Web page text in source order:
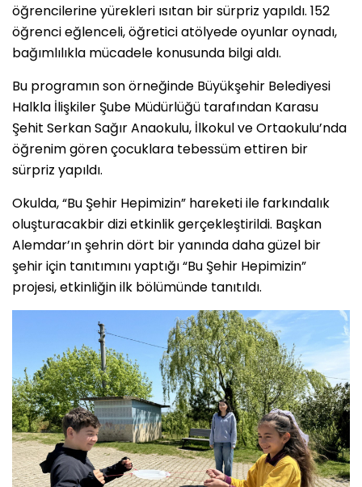
öğrencilerine yürekleri ısıtan bir sürpriz yapıldı. 152
öğrenci eğlenceli, öğretici atölyede oyunlar oynadı,
bağımlılıkla mücadele konusunda bilgi aldı.
Bu programın son örneğinde Büyükşehir Belediyesi
Halkla İlişkiler Şube Müdürlüğü tarafından Karasu
Şehit Serkan Sağır Anaokulu, İlkokul ve Ortaokulu’nda
öğrenim gören çocuklara tebessüm ettiren bir
sürpriz yapıldı.
Okulda, “Bu Şehir Hepimizin” hareketi ile farkındalık
oluşturacakbir dizi etkinlik gerçekleştirildi. Başkan
Alemdar’ın şehrin dört bir yanında daha güzel bir
şehir için tanıtımını yaptığı “Bu Şehir Hepimizin”
projesi, etkinliğin ilk bölümünde tanıtıldı.